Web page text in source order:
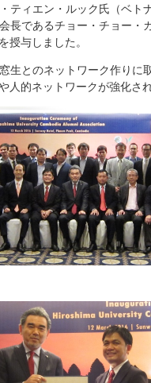
ティエン・ルック氏（ベト
長であるチョー・チョー・
授与しました。
生とのネットワーク作りに
人的ネットワークが強化さ